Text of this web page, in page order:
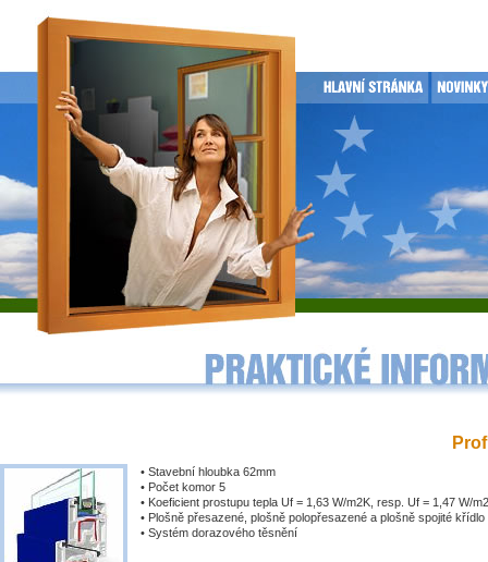
• Stavební hloubka 62mm
• Počet komor 5
• Koeficient prostupu tepla Uf = 1,63 W/m2K, resp. Uf = 1,47 W/
• Plošně přesazené, plošně polopřesazené a plošně spojité křídlo
• Systém dorazového těsnění